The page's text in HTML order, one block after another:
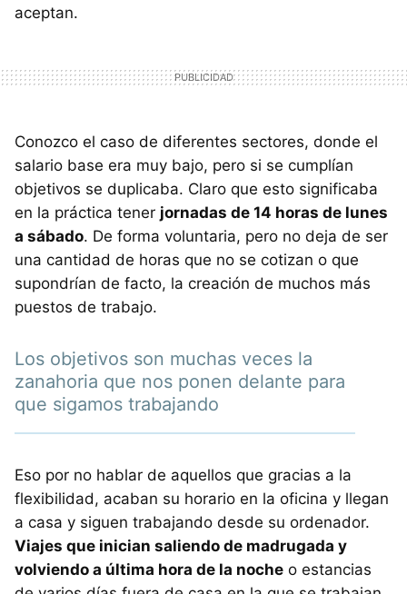
aceptan.
Conozco el caso de diferentes sectores, donde el
salario base era muy bajo, pero si se cumplían
objetivos se duplicaba. Claro que esto significaba
en la práctica tener jornadas de 14 horas de lunes
a sábado. De forma voluntaria, pero no deja de ser
una cantidad de horas que no se cotizan o que
supondrían de facto, la creación de muchos más
puestos de trabajo.
Los objetivos son muchas veces la
zanahoria que nos ponen delante para
que sigamos trabajando
Eso por no hablar de aquellos que gracias a la
flexibilidad, acaban su horario en la oficina y llegan
a casa y siguen trabajando desde su ordenador.
Viajes que inician saliendo de madrugada y
volviendo a última hora de la noche o estancias